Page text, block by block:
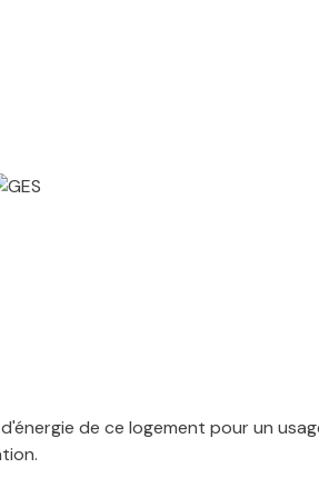
de ce logement pour un